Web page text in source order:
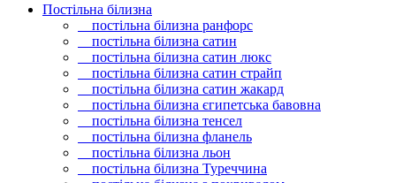
Постільна білизна
постільна білизна ранфорс
постільна білизна сатин
постільна білизна сатин люкс
постільна білизна сатин страйп
постільна білизна сатин жакард
постільна білизна єгипетська бавовна
постільна білизна тенсел
постільна білизна фланель
постільна білизна льон
постільна білизна Туреччина